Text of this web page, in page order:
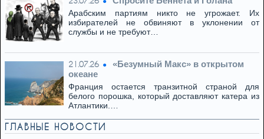
Арабским партиям никто не угрожает. Их
избирателей не обвиняют в уклонении от
службы и не требуют…
21.07.26
«Безумный Макс» в открытом
океане
Франция остается транзитной страной для
белого порошка, который доставляют катера из
Атлантики.…
ГЛАВНЫЕ НОВОСТИ